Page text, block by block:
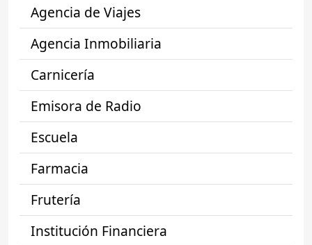
Agencia de Viajes
Agencia Inmobiliaria
Carnicería
Emisora de Radio
Escuela
Farmacia
Frutería
Institución Financiera